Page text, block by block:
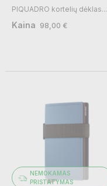
PIQUADRO kortelių dėklas...
Kaina 98,00 €
NEMOKAMAS
PRISTATYMAS